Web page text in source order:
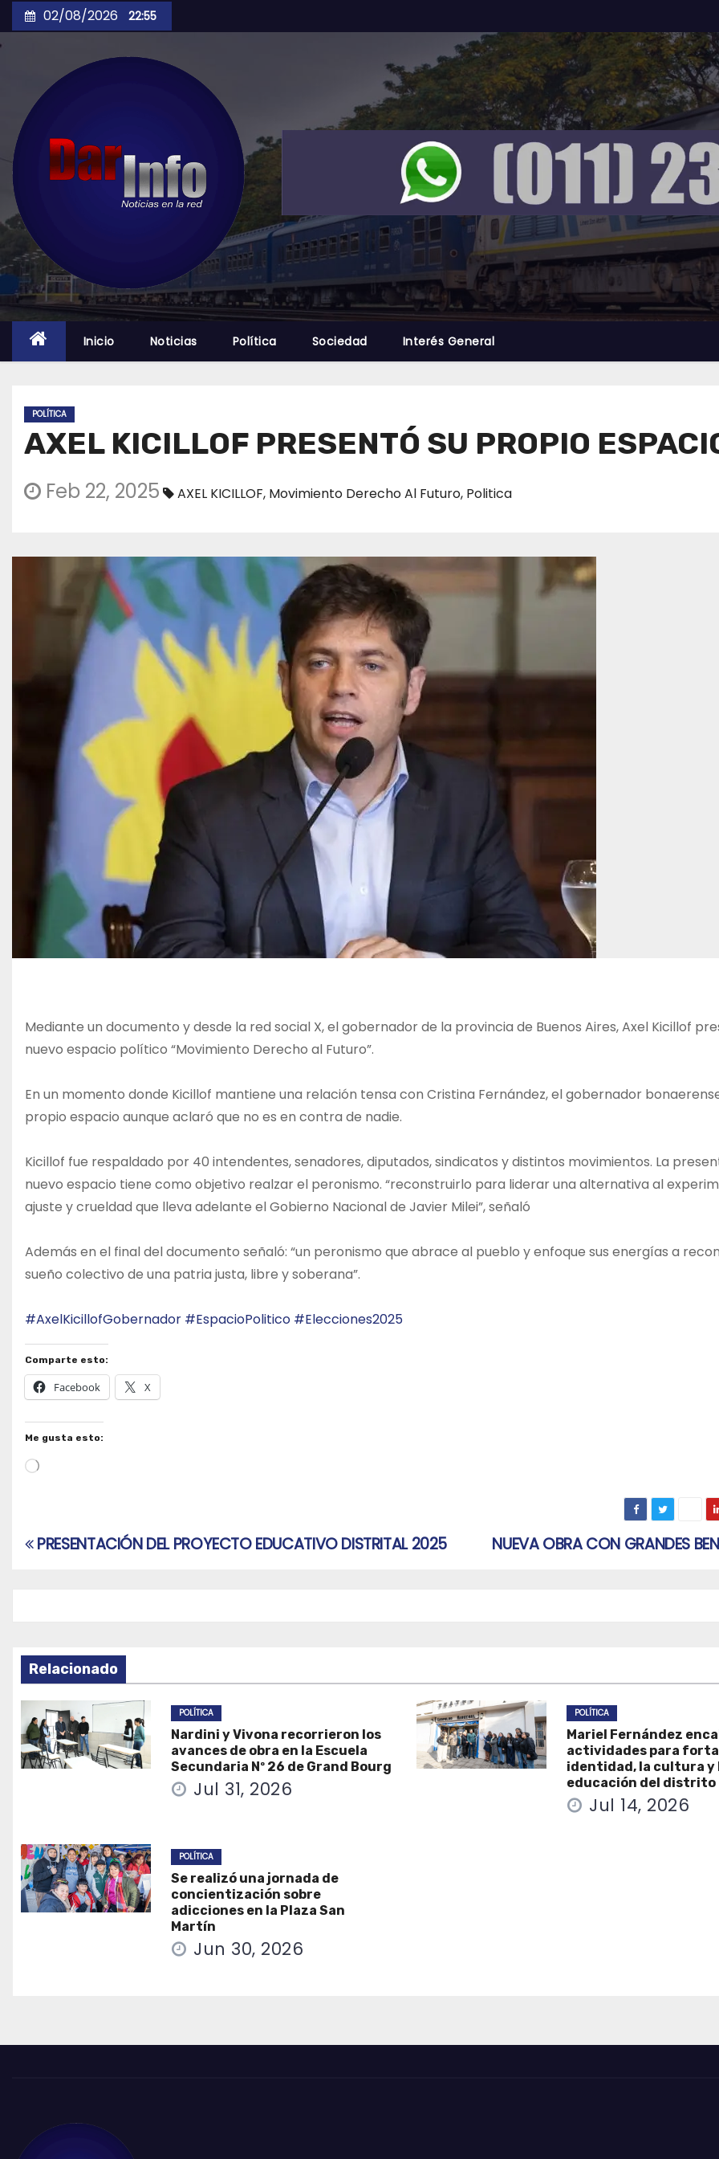
to
02/08/2026 22:55
Inicio Noticias Política Sociedad Interés General
POLÍTICA
AXEL KICILLOF PRESENTÓ SU PROPIO
Feb 22, 2025 AXEL KICILLOF, Movimiento Derecho Al Futuro, Politica
Mediante un documento y desde la red social X, el gobernador de la provincia de Buenos Aires, Axel Kicillof
nuevo espacio político “Movimiento Derecho al Futuro”.
En un momento donde Kicillof mantiene una relación tensa con Cristina Fernández, el gobernador
propio espacio aunque aclaró que no es en contra de nadie.
Kicillof fue respaldado por 40 intendentes, senadores, diputados, sindicatos y distintos movimientos. La
nuevo espacio tiene como objetivo realzar el peronismo. “reconstruirlo para liderar una alternativa al
ajuste y crueldad que lleva adelante el Gobierno Nacional de Javier Milei”, señaló
Además en el final del documento señaló: “un peronismo que abrace al pueblo y enfoque sus energías a
sueño colectivo de una patria justa, libre y soberana”.
#AxelKicillofGobernador #EspacioPolitico #Elecciones2025
Comparte esto:
Facebook X
Me gusta esto:
Cargando...
Navegación
NUEVA OBRA CON GRANDES
PRESENTACIÓN DEL PROYECTO EDUCATIVO DISTRITAL 2025
Relacionado
POLÍTICA
Nardini y Vivona recorrieron los
avances de obra en la Escuela
Secundaria Nº 26 de Grand Bourg
Jul 31, 2026
POLÍTICA
Mariel Fernández
actividades para
identidad, la cultura y
educación del distrito
Jul 14, 2026
POLÍTICA
Se realizó una jornada de
concientización sobre
adicciones en la Plaza San
Martín
Jun 30, 2026